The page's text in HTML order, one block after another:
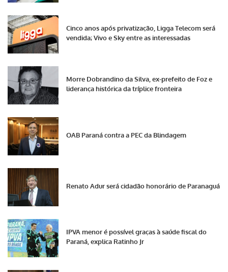
Cinco anos após privatização, Ligga Telecom será
vendida; Vivo e Sky entre as interessadas
Morre Dobrandino da Silva, ex-prefeito de Foz e
liderança histórica da tríplice fronteira
OAB Paraná contra a PEC da Blindagem
Renato Adur será cidadão honorário de Paranaguá
IPVA menor é possível graças à saúde fiscal do
Paraná, explica Ratinho Jr